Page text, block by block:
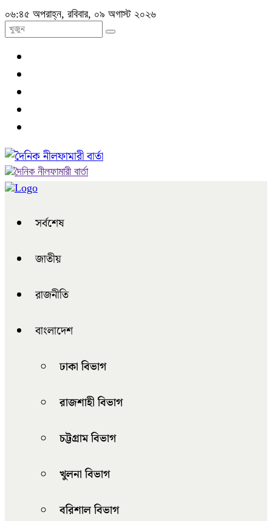
০৬:৪৫ অপরাহ্ন, রবিবার, ০৯ অগাস্ট ২০২৬
সর্বশেষ
জাতীয়
রাজনীতি
বাংলাদেশ
ঢাকা বিভাগ
রাজশাহী বিভাগ
চট্টগ্রাম বিভাগ
খুলনা বিভাগ
বরিশাল বিভাগ